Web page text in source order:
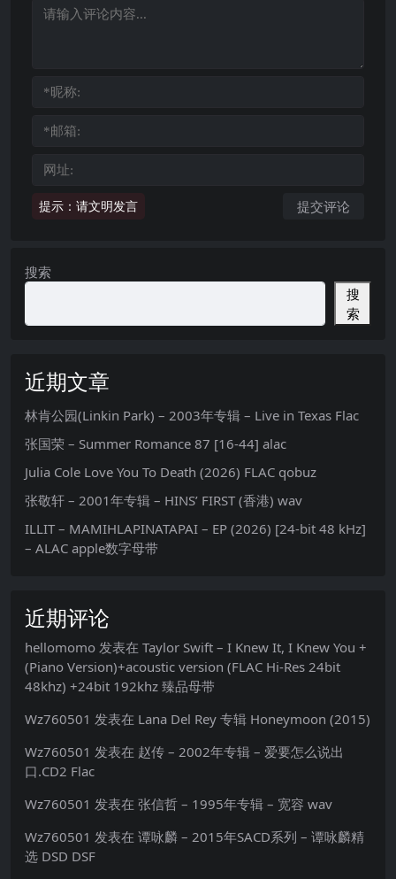
提示：请文明发言
搜索
搜
索
近期文章
林肯公园(Linkin Park) – 2003年专辑 – Live in Texas Flac
张国荣 – Summer Romance 87 [16-44] alac
Julia Cole Love You To Death (2026) FLAC qobuz
张敬轩 – 2001年专辑 – HINS’ FIRST (香港) wav
ILLIT – MAMIHLAPINATAPAI – EP (2026) [24-bit 48 kHz]
– ALAC apple数字母带
近期评论
hellomomo 发表在 Taylor Swift – I Knew It, I Knew You +
(Piano Version)+acoustic version (FLAC Hi-Res 24bit
48khz) +24bit 192khz 臻品母带
Wz760501 发表在 Lana Del Rey 专辑 Honeymoon (2015)
Wz760501 发表在 赵传 – 2002年专辑 – 爱要怎么说出
口.CD2 Flac
Wz760501 发表在 张信哲 – 1995年专辑 – 宽容 wav
Wz760501 发表在 谭咏麟 – 2015年SACD系列 – 谭咏麟精
选 DSD DSF